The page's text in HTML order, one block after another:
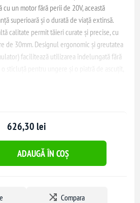
un motor fără perii de 20V, această
superioară și o durată de viață extinsă.
calitate permit tăieri curate și precise, cu
de 30mm. Designul ergonomic și greutatea
facilitează utilizarea îndelungată fără
626,30 lei
ADAUGĂ ÎN COȘ
Compara